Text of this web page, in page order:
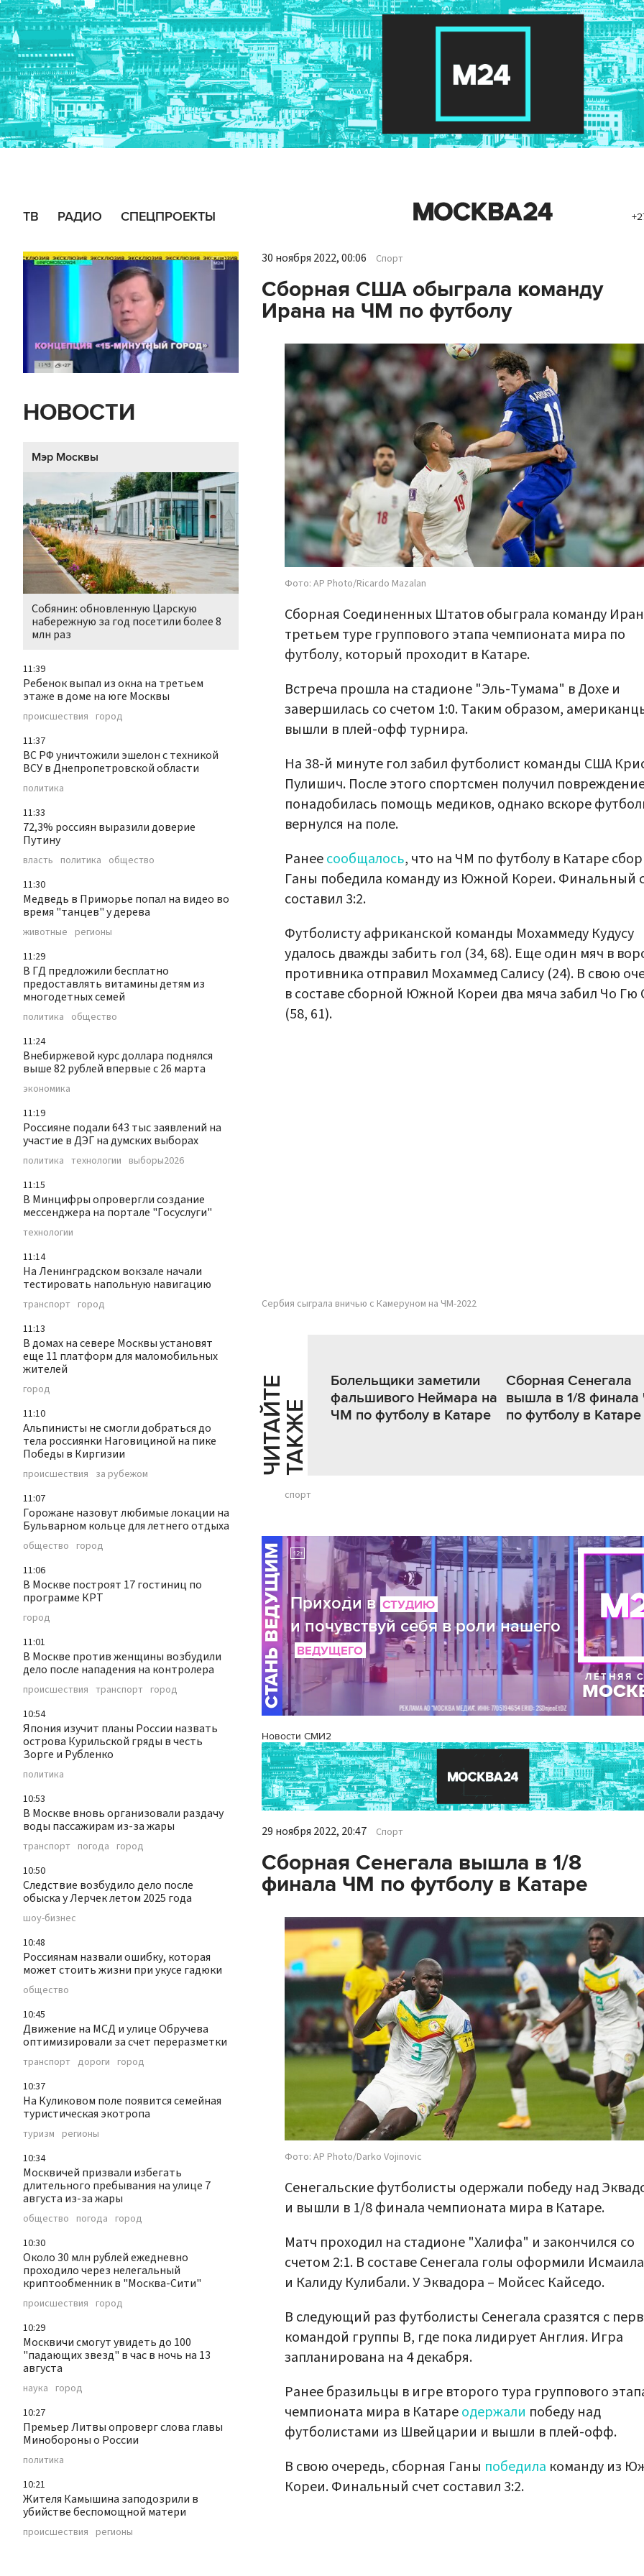
ТВ РАДИО СПЕЦПРОЕКТЫ
НОВОСТИ
Мэр Москвы
Собянин: обновленную Царскую
набережную за год посетили более 8
млн раз
11:39
Ребенок выпал из окна на третьем
этаже в доме на юге Москвы
происшествия город
11:37
ВС РФ уничтожили эшелон с техникой
ВСУ в Днепропетровской области
политика
11:33
72,3% россиян выразили доверие
Путину
власть политика общество
11:30
Медведь в Приморье попал на видео во
время "танцев" у дерева
животные регионы
11:29
В ГД предложили бесплатно
предоставлять витамины детям из
многодетных семей
политика общество
11:24
Внебиржевой курс доллара поднялся
выше 82 рублей впервые с 26 марта
экономика
11:19
Россияне подали 643 тыс заявлений на
участие в ДЭГ на думских выборах
политика технологии выборы2026
11:15
В Минцифры опровергли создание
мессенджера на портале "Госуслуги"
технологии
11:14
На Ленинградском вокзале начали
тестировать напольную навигацию
транспорт город
11:13
В домах на севере Москвы установят
еще 11 платформ для маломобильных
жителей
город
11:10
Альпинисты не смогли добраться до
тела россиянки Наговициной на пике
Победы в Киргизии
происшествия за рубежом
11:07
Горожане назовут любимые локации на
Бульварном кольце для летнего отдыха
общество город
11:06
В Москве построят 17 гостиниц по
программе КРТ
город
11:01
В Москве против женщины возбудили
дело после нападения на контролера
происшествия транспорт город
10:54
Япония изучит планы России назвать
острова Курильской гряды в честь
Зорге и Рубленко
политика
10:53
В Москве вновь организовали раздачу
воды пассажирам из-за жары
транспорт погода город
10:50
Следствие возбудило дело после
обыска у Лерчек летом 2025 года
шоу-бизнес
10:48
Россиянам назвали ошибку, которая
может стоить жизни при укусе гадюки
общество
10:45
Движение на МСД и улице Обручева
оптимизировали за счет переразметки
транспорт дороги город
10:37
На Куликовом поле появится семейная
туристическая экотропа
туризм регионы
10:34
Москвичей призвали избегать
длительного пребывания на улице 7
августа из-за жары
общество погода город
10:30
Около 30 млн рублей ежедневно
проходило через нелегальный
криптообменник в "Москва-Сити"
происшествия город
10:29
Москвичи смогут увидеть до 100
"падающих звезд" в час в ночь на 13
августа
наука город
10:27
Премьер Литвы опроверг слова главы
Минобороны о России
политика
10:21
Жителя Камышина заподозрили в
убийстве беспомощной матери
происшествия регионы
30 ноября 2022, 00:06 Спорт
Сборная США обыграла команду
Ирана на ЧМ по футболу
Фото: AP Photo/Ricardo Mazalan
Сборная Соединенных Штатов обыграла команду
третьем туре группового этапа чемпионата мира по
футболу, который проходит в Катаре.
Встреча прошла на стадионе "Эль-Тумама" в Дохе и
завершилась со счетом 1:0. Таким образом,
вышли в плей-офф турнира.
На 38-й минуте гол забил футболист команды США
Пулишич. После этого спортсмен получил
понадобилась помощь медиков, однако вскоре
вернулся на поле.
Ранеесообщалось, что на ЧМ по футболу в Катаре
Ганы победила команду из Южной Кореи. Финальный
составил 3:2.
Футболисту африканской команды Мохаммеду Кудусу
удалось дважды забить гол (34, 68). Еще один мяч в
противника отправил Мохаммед Салису (24). В свою
в составе сборной Южной Кореи два мяча забил Чо Гю
(58, 61).
Сербия сыграла вничью с Камеруном на ЧМ-2022
Ч
И
Т
АЙ
Т
Е
Т
А
К
ЖЕ
Болельщики заметили
фальшивого Неймара на
ЧМ по футболу в Катаре
Сборная Сенегала
вышла в 1/8
по футболу в Катаре
спорт
Новости СМИ2
29 ноября 2022, 20:47 Спорт
Сборная Сенегала вышла в 1/8
финала ЧМ по футболу в Катаре
Фото: AP Photo/Darko Vojinovic
Сенегальские футболисты одержали победу над
и вышли в 1/8 финала чемпионата мира в Катаре.
Матч проходил на стадионе "Халифа" и закончился со
счетом 2:1. В составе Сенегала голы оформили
и Калиду Кулибали. У Эквадора – Мойсес Кайседо.
В следующий раз футболисты Сенегала сразятся с
командой группы B, где пока лидирует Англия. Игра
запланирована на 4 декабря.
Ранее бразильцы в игре второго тура группового
чемпионата мира в Катареодержали победу над
футболистами из Швейцарии и вышли в плей-офф.
В свою очередь, сборная Ганы победила команду из
Кореи. Финальный счет составил 3:2.